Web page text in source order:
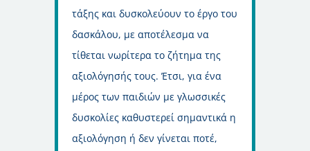
τάξης και δυσκολεύουν το έργο του
δασκάλου, με αποτέλεσμα να
τίθεται νωρίτερα το ζήτημα της
αξιολόγησής τους. Έτσι, για ένα
μέρος των παιδιών με γλωσσικές
δυσκολίες καθυστερεί σημαντικά η
αξιολόγηση ή δεν γίνεται ποτέ,